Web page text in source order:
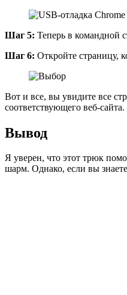
Шаг 5: Теперь в командной
Шаг 6: Откройте страницу,
Вот и все, вы увидите все
соответствующего веб-
Вывод
Я уверен, что этот трюк
шарм. Однако, если вы